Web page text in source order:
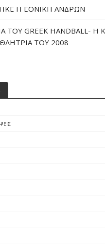
Η ΕΘΝΙΚΗ ΑΝΔΡΩΝ
GREEK HANDBALL- H
ΤΟΥ 2008